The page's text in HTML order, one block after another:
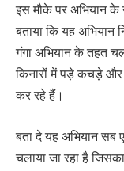
इस मौके पर अभियान के
बताया कि यह अभियान
गंगा अभियान के तहत
किनारों में पड़े कचड़े और
कर रहे हैं।
बता दे यह अभियान सब
चलाया जा रहा है